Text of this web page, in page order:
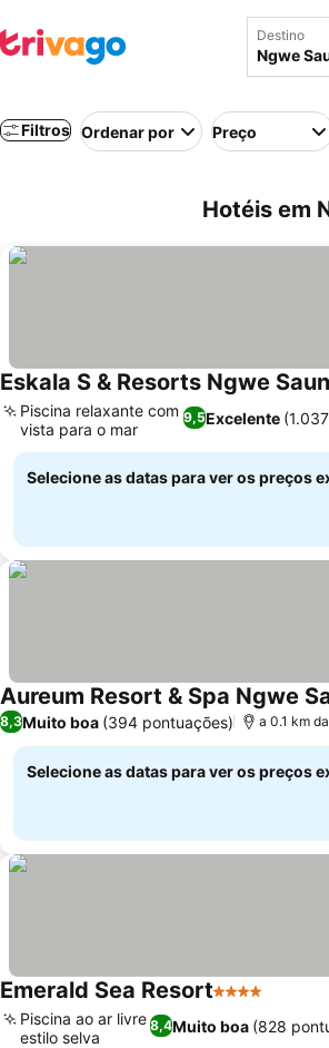
Destino
Filtros Ordenar por Preço
Hotéis em
Eskala S & Resorts Ngwe
9,5Excelente
Piscina relaxante com
vista para o mar
Selecione as datas para ver os preços
Aureum Resort & Spa Ngwe
8,3Muito boa (394 pontuações) a 0.1 km
Selecione as datas para ver os preços
Emerald Sea Resort4 Estrelas
8,4Muito boa (828
Piscina ao ar livre
estilo selva